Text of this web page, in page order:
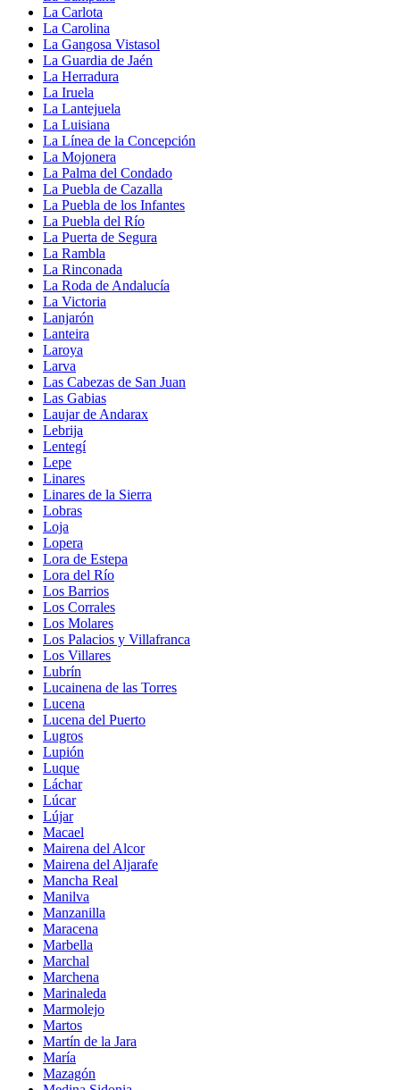
La Carlota
La Carolina
La Gangosa Vistasol
La Guardia de Jaén
La Herradura
La Iruela
La Lantejuela
La Luisiana
La Línea de la Concepción
La Mojonera
La Palma del Condado
La Puebla de Cazalla
La Puebla de los Infantes
La Puebla del Río
La Puerta de Segura
La Rambla
La Rinconada
La Roda de Andalucía
La Victoria
Lanjarón
Lanteira
Laroya
Larva
Las Cabezas de San Juan
Las Gabias
Laujar de Andarax
Lebrija
Lentegí
Lepe
Linares
Linares de la Sierra
Lobras
Loja
Lopera
Lora de Estepa
Lora del Río
Los Barrios
Los Corrales
Los Molares
Los Palacios y Villafranca
Los Villares
Lubrín
Lucainena de las Torres
Lucena
Lucena del Puerto
Lugros
Lupión
Luque
Láchar
Lúcar
Lújar
Macael
Mairena del Alcor
Mairena del Aljarafe
Mancha Real
Manilva
Manzanilla
Maracena
Marbella
Marchal
Marchena
Marinaleda
Marmolejo
Martos
Martín de la Jara
María
Mazagón